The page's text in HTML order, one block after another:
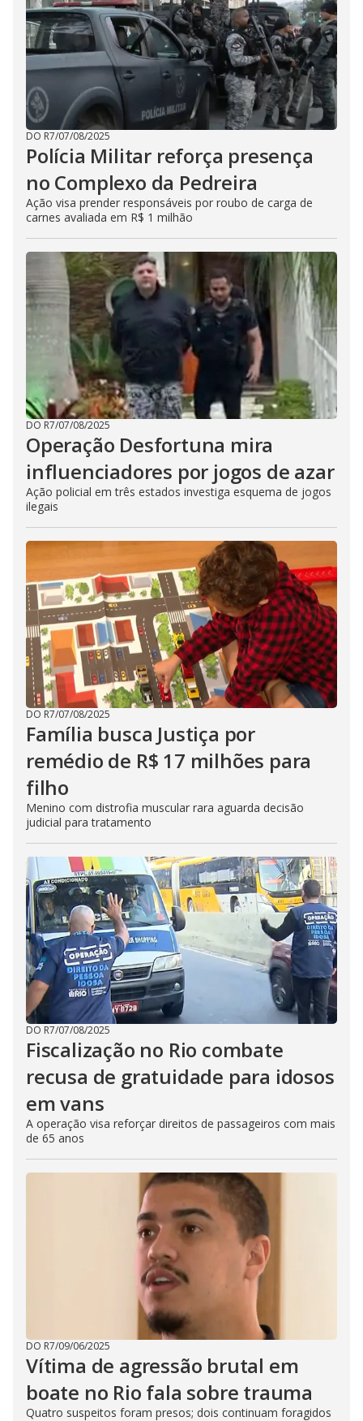
DO R7/07/08/2025
Polícia Militar reforça presença
no Complexo da Pedreira
Ação visa prender responsáveis por roubo de carga de
carnes avaliada em R$ 1 milhão
DO R7/07/08/2025
Operação Desfortuna mira
influenciadores por jogos de azar
Ação policial em três estados investiga esquema de jogos
ilegais
DO R7/07/08/2025
Família busca Justiça por
remédio de R$ 17 milhões para
filho
Menino com distrofia muscular rara aguarda decisão
judicial para tratamento
DO R7/07/08/2025
Fiscalização no Rio combate
recusa de gratuidade para idosos
em vans
A operação visa reforçar direitos de passageiros com mais
de 65 anos
DO R7/09/06/2025
Vítima de agressão brutal em
boate no Rio fala sobre trauma
Quatro suspeitos foram presos; dois continuam foragidos